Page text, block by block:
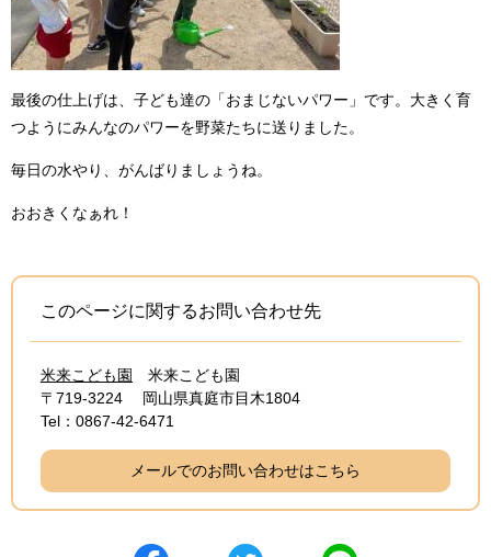
最後の仕上げは、子ども達の「おまじないパワー」です。大きく育
つようにみんなのパワーを野菜たちに送りました。
毎日の水やり、がんばりましょうね。
おおきくなぁれ！
このページに関するお問い合わせ先
米来こども園
米来こども園
〒719-3224
岡山県真庭市目木1804
Tel：0867-42-6471
メールでのお問い合わせはこちら